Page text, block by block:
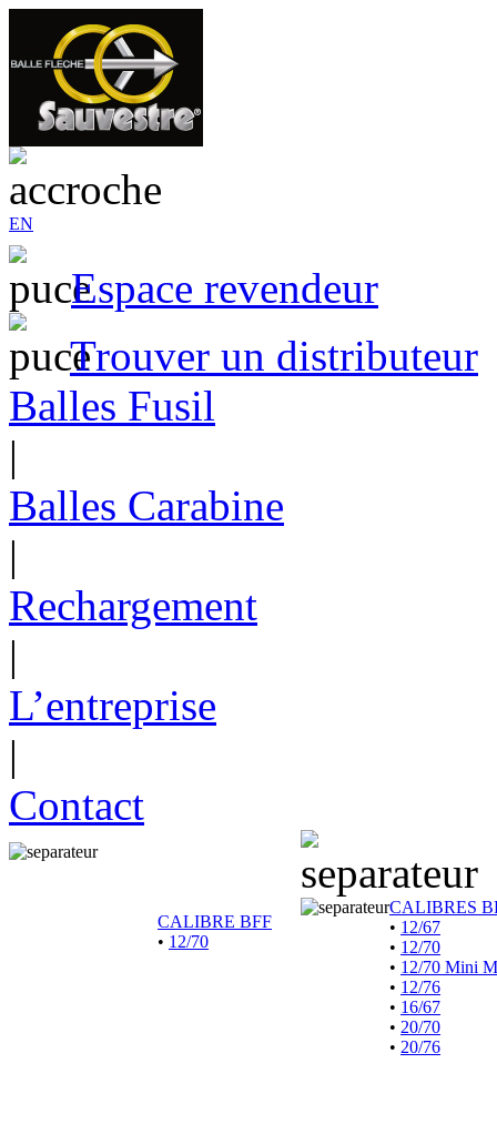
EN
Espace revendeur
Trouver un distributeur
Balles Fusil
|
Balles Carabine
|
Rechargement
|
L’entreprise
|
Contact
CALIBRE BFF
• 12/70
CALIBRES
• 12/67
• 12/70
• 12/70 Mini
• 12/76
• 16/67
• 20/70
• 20/76